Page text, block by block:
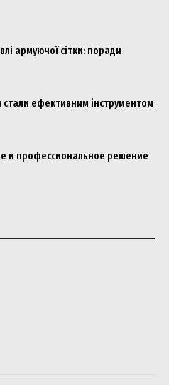
армуючої сітки: поради
стали ефективним інструментом
и профессиональное решение